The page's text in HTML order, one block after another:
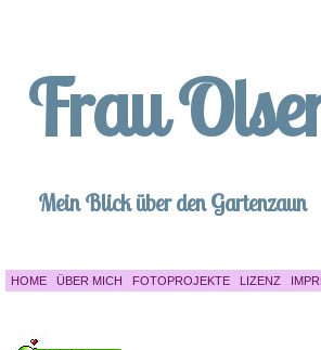
Frau
Mein Blick über den Gartenzaun
HOME ÜBER MICH FOTOPROJEKTE LIZENZ